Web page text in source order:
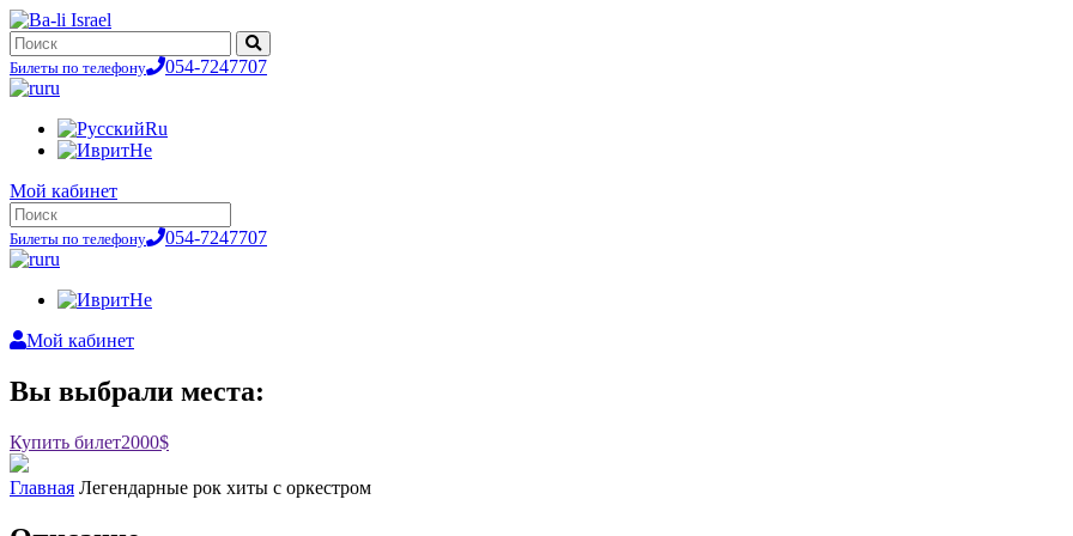
Билеты по телефону
054-7247707
ru
Ru
He
Мой кабинет
Билеты по телефону
054-7247707
ru
He
Мой кабинет
Вы выбрали места:
Купить билет2000$
Главная Легендарные рок хиты с оркестром